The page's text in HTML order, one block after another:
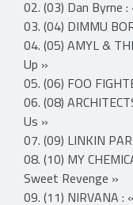
02. (03) Dan Byrne
03. (04) DIMMU
04. (05) AMYL &
Up »
05. (06) FOO
06. (08)
Us »
07. (09) LINKIN
08. (10) MY
Sweet Revenge »
09. (11) NIRVANA :